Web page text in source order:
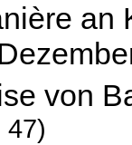
an
von
47)